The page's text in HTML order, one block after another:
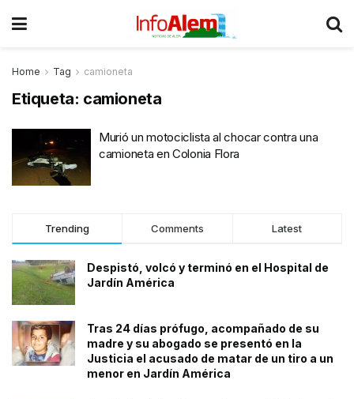
Home Tag camioneta
Etiqueta: camioneta
Murió un motociclista al chocar contra una
camioneta en Colonia Flora
Trending Comments Latest
Despistó, volcó y terminó en el Hospital de
Jardín América
Tras 24 días prófugo, acompañado de su
madre y su abogado se presentó en la
Justicia el acusado de matar de un tiro a un
menor en Jardín América